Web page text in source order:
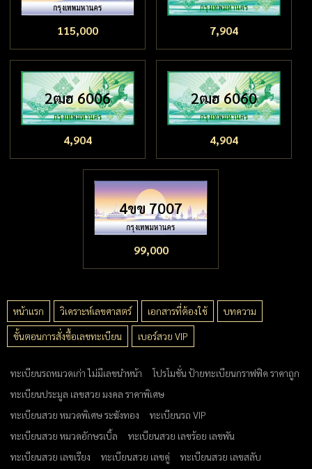
115,000 7,904
2ฒฮ 6006
4,904
2ฒฮ 6060
4,904
4ขข 7007
99,000
หน้าแรก วิเคราะห์เลขศาสตร์ เอกสารที่ต้องใช้
บทความ
ขั้นตอนการสั่งซื้อเลขทะเบียน
เบอร์สวย VIP
ทะเบียนรถหมวดเก่า ไม่มีเลขนำหน้า
โปรโมชั่น ป้ายทะเบียนกราฟฟิค ราคาถูก
ทะเบียนประมูล เลขสวย มงคล ราคาพิเศษ
ทะเบียนสวย หมวดพิเศษ ระฆังทอง
ทะเบียนรถ VIP
ทะเบียนสวย หมวดอักษรเบิ้ล
ทะเบียนสวย เลขร้อย เลขพัน
ทะเบียนสวย เลขเรียง
ทะเบียนสวย เลขคู่ ทะเบียนสวย เลขสลับ